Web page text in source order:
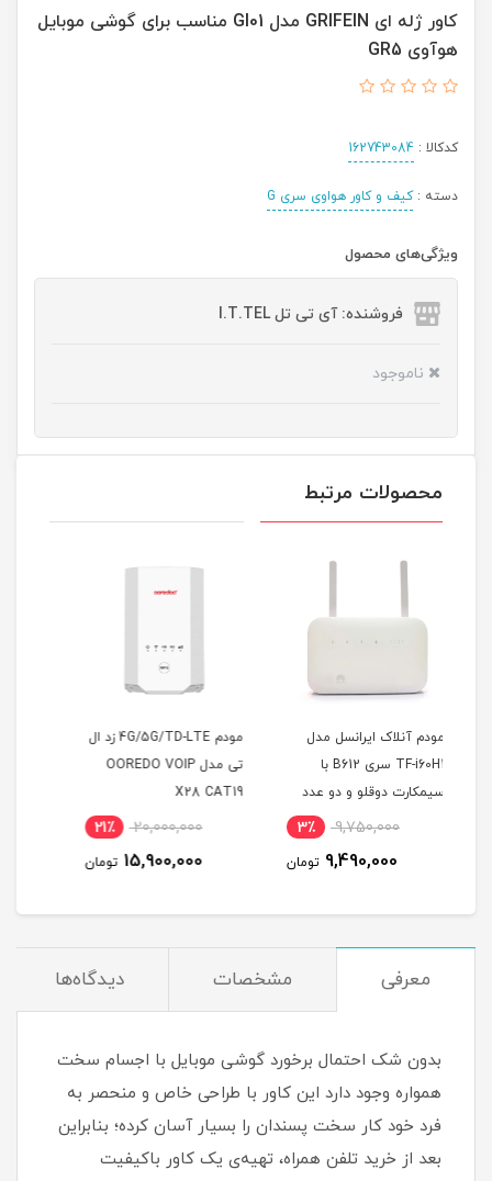
کاور ژله ای GRIFEIN مدل GI01 مناسب برای گوشی موبایل
هوآوی GR5
کدکالا : 162743084
دسته :کیف و کاور هواوی سری G
ویژگی‌های محصول
فروشنده: آی تی تل I.T.TEL
ناموجود
محصولات مرتبط
تی مدل OOREDO VOIP
X28 CAT19
20,000,000
15,900,000 تومان
سیم کارت FDD/4.5G
سرویس همراه اول با آی پی
استاتیک یکساله (مخصوص
8,300,000
7,990,000 تومان
معرفی مشخصات دیدگاه‌ها
بدون شک احتمال برخورد گوشی موبایل با اجسام سخت
همواره وجود دارد این کاور با طراحی خاص و منحصر به
فرد خود کار سخت پسندان را بسیار آسان کرده؛ بنابراین
بعد از خرید تلفن همراه، تهیه‌ی یک کاور با‌کیفیت